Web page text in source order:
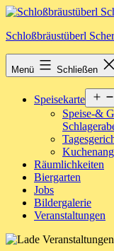
Zum
springen
Schloßbräustüberl
Menü Schließen
Speisekarte
Speise-&
Räumlichkeiten
Biergarten
Jobs
Bildergalerie
Veranstaltungen